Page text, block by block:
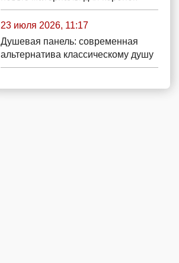
23 июля 2026, 11:17
Душевая панель: современная
альтернатива классическому душу